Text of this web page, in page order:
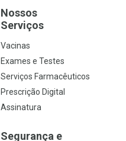
Nossos
Serviços
Vacinas
Exames e Testes
Serviços Farmacêuticos
Prescrição Digital
Assinatura
Segurança e